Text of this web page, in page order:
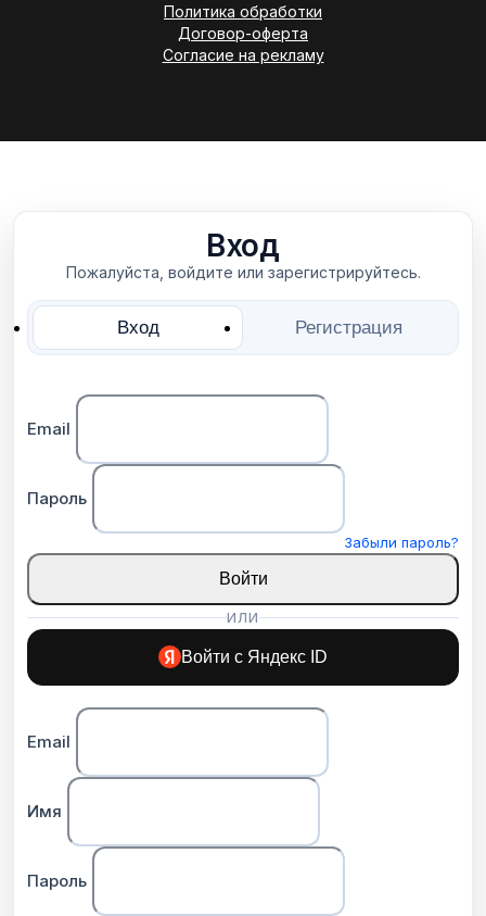
Политика обработки
Договор-оферта
Согласие на рекламу
Вход
Пожалуйста, войдите или зарегистрируйтесь.
Вход Регистрация
Email
Пароль
Забыли пароль?
Войти
ИЛИ
Войти с Яндекс ID
Email
Имя
Пароль